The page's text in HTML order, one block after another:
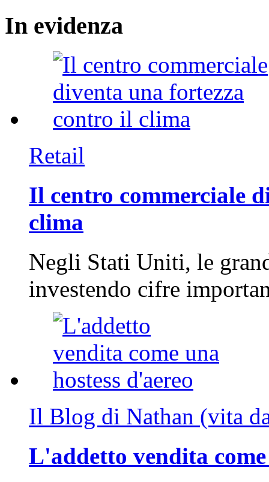
In evidenza
Retail
Il centro commerciale
clima
Negli Stati Uniti, le
investendo cifre
Il Blog di Nathan (vita
L'addetto vendita